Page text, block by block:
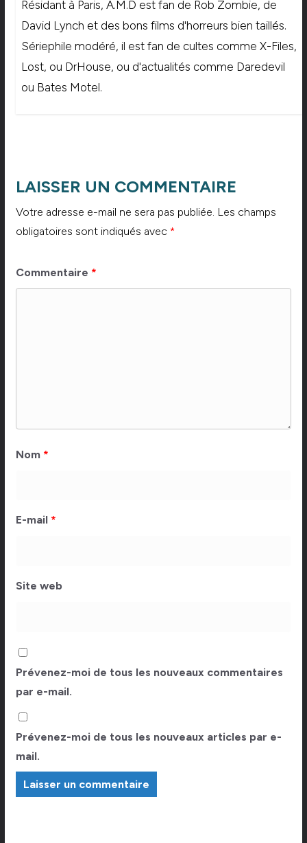
Résidant à Paris, A.M.D est fan de Rob Zombie, de
David Lynch et des bons films d'horreurs bien taillés.
Sériephile modéré, il est fan de cultes comme X-Files,
Lost, ou DrHouse, ou d'actualités comme Daredevil
ou Bates Motel.
LAISSER UN COMMENTAIRE
Votre adresse e-mail ne sera pas publiée. Les champs
obligatoires sont indiqués avec *
Commentaire *
Nom *
E-mail *
Site web
Prévenez-moi de tous les nouveaux commentaires
par e-mail.
Prévenez-moi de tous les nouveaux articles par e-
mail.